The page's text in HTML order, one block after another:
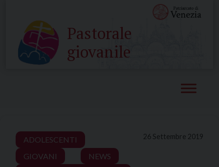
content
Pastorale
giovanile
26 Settembre 2019
ADOLESCENTI
GIOVANI
NEWS